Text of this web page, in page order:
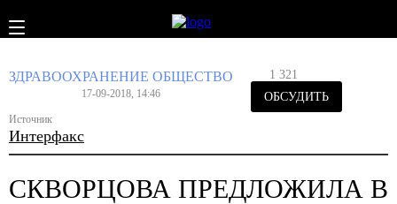
ЗДРАВООХРАНЕНИЕ ОБЩЕСТВО
17-09-2018, 14:46
Источник
Интерфакс
1 321
ОБСУДИТЬ
СКВОРЦОВА ПРЕДЛОЖИЛА В